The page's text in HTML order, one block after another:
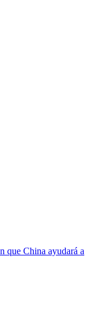
que China ayudará a